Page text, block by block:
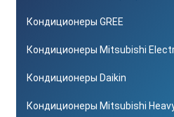
Кондиционеры GREE
Кондиционеры Mitsubishi
Кондиционеры Daikin
Кондиционеры Mitsubishi